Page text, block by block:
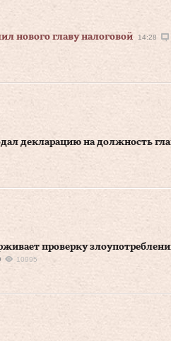
нового главу налоговой
14:28
декларацию на должность
проверку
10995